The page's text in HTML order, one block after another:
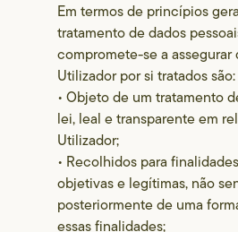
Em termos de princípios
tratamento de dados
compromete-se a assegurar
Utilizador por si tratados são:
• Objeto de um tratamento
lei, leal e transparente em
Utilizador;
• Recolhidos para
objetivas e legítimas, não
posteriormente de uma
essas finalidades;